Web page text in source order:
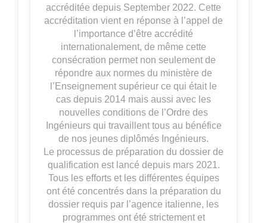
accréditée depuis September 2022. Cette
accréditation vient en réponse à l’appel de
l’importance d’être accrédité
internationalement, de même cette
consécration permet non seulement de
répondre aux normes du ministère de
l’Enseignement supérieur ce qui était le
cas depuis 2014 mais aussi avec les
nouvelles conditions de l’Ordre des
Ingénieurs qui travaillent tous au bénéfice
de nos jeunes diplômés Ingénieurs.
Le processus de préparation du dossier de
qualification est lancé depuis mars 2021.
Tous les efforts et les différentes équipes
ont été concentrés dans la préparation du
dossier requis par l’agence italienne, les
programmes ont été strictement et